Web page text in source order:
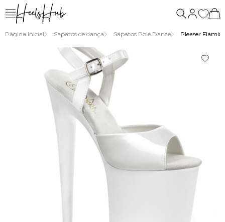
Página Inicial Sapatos de dança Sapatos Pole Dance Pleaser